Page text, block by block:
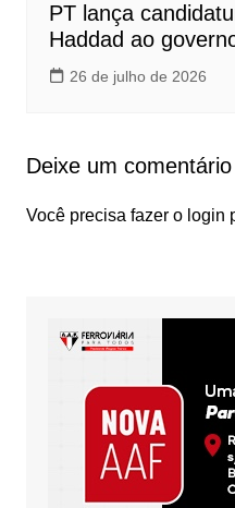
PT lança
Haddad ao
26 de julho de 2026
Deixe um comentário
Você precisa fazer o login